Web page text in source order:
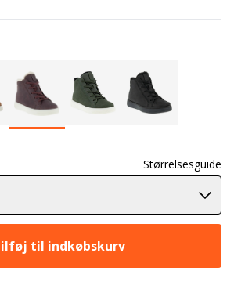
Størrelsesguide
til indkøbskurv